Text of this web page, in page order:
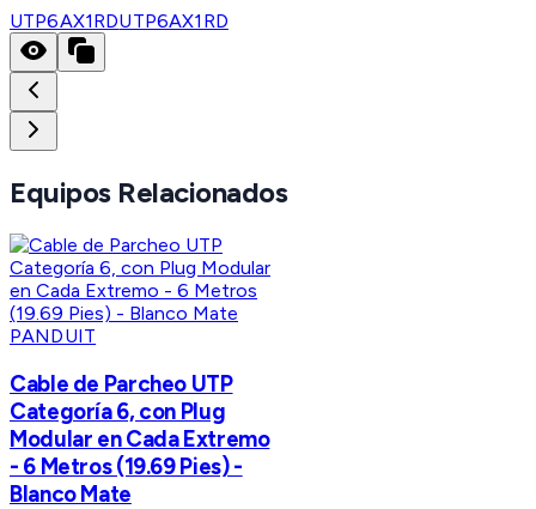
UTP6AX1RDUTP6AX1RD
Equipos Relacionados
PANDUIT
Cable de Parcheo UTP
Categoría 6, con Plug
Modular en Cada Extremo
- 6 Metros (19.69 Pies) -
Blanco Mate